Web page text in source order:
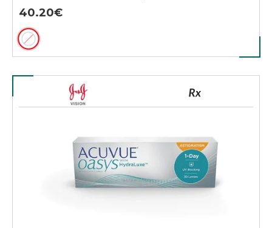
40.20